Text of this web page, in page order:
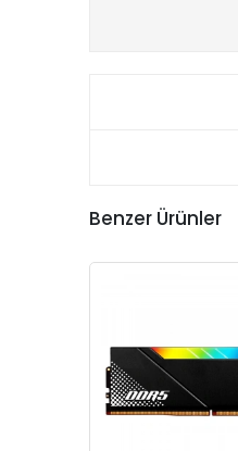
Benzer Ürünler